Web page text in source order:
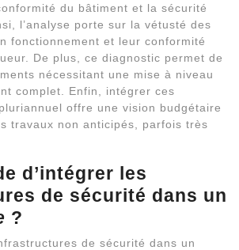
du bâtiment et la sécurité
l’analyse porte sur la vétusté des
fonctionnement et leur conformité
De plus, ce diagnostic permet de
nécessitant une mise à niveau
complet. Enfin, intégrer ces
offre une vision budgétaire
travaux non anticipés, parfois très
d’intégrer les
de sécurité dans un
?
de sécurité dans un